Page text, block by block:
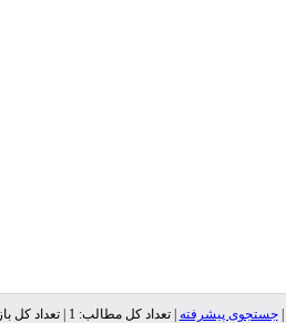
|جستجوی پیشرفته | تعداد کل مطالب: 1 | تعداد کل بازدید های مطالب: 487 |